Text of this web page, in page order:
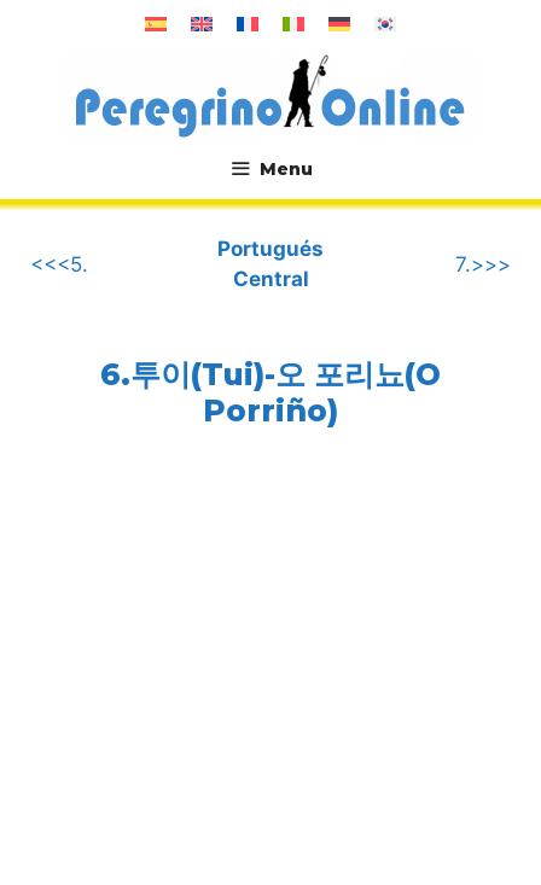
뛰
Menu
.
<<<5.
Portugués
Central
7.>>>
6.투이(Tui)-오 포리뇨(O
Porriño)